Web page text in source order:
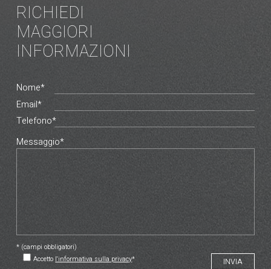
RICHIEDI
MAGGIORI
INFORMAZIONI
Nome*
Email*
Telefono*
Messaggio*
* (campi obbligatori)
Accetto l'informativa sulla privacy*